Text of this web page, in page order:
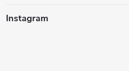
Instagram